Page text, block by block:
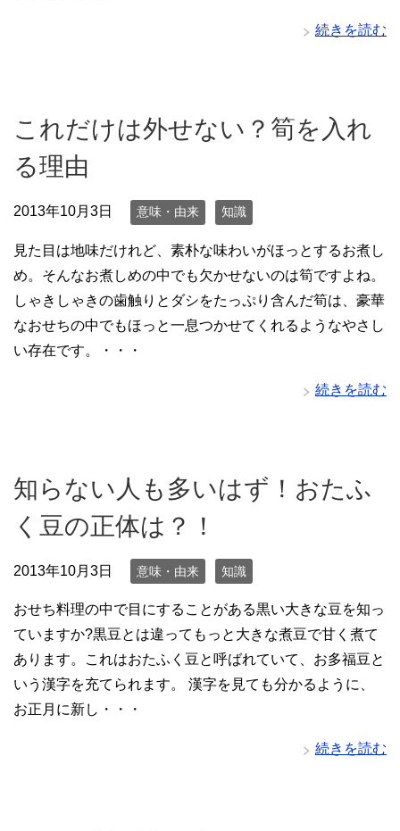
続きを読む
これだけは外せない？筍を入れ
る理由
2013年10月3日 意味・由来 知識
見た目は地味だけれど、素朴な味わいがほっとするお煮し
め。そんなお煮しめの中でも欠かせないのは筍ですよね。
しゃきしゃきの歯触りとダシをたっぷり含んだ筍は、豪華
なおせちの中でもほっと一息つかせてくれるようなやさし
い存在です。・・・
続きを読む
知らない人も多いはず！おたふ
く豆の正体は？！
2013年10月3日 意味・由来 知識
おせち料理の中で目にすることがある黒い大きな豆を知っ
ていますか?黒豆とは違ってもっと大きな煮豆で甘く煮て
あります。これはおたふく豆と呼ばれていて、お多福豆と
いう漢字を充てられます。 漢字を見ても分かるように、
お正月に新し・・・
続きを読む